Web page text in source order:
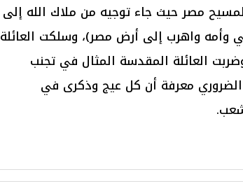
مصر حيث جاء توجيه من ملاك الله إلى
وأمه واهرب إلى أرض مصر)، وسلكت العائلة
كيلو متر، وضربت العائلة المقدسة المثال في تجنب
معرفة أن كل عيج وذكرى في